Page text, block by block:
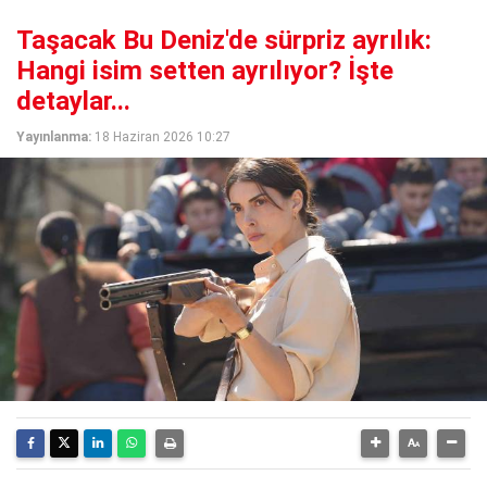
Taşacak Bu Deniz'de sürpriz ayrılık:
Hangi isim setten ayrılıyor? İşte
detaylar...
Yayınlanma: 18 Haziran 2026 10:27